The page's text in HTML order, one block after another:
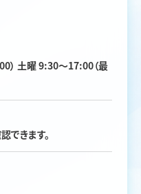
） 土曜 9:30〜17:00（最
できます。